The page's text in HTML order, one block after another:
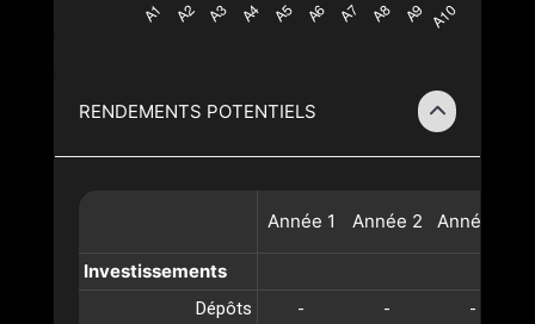
RENDEMENTS POTENTIELS
Année 1 Année 2 Année
Investissements
Dépôts - -
-